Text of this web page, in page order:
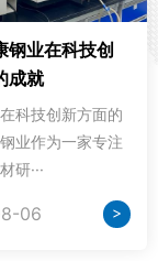
钢业在科技创
成就
科技创新方面的
业作为一家专注
研···
06 >